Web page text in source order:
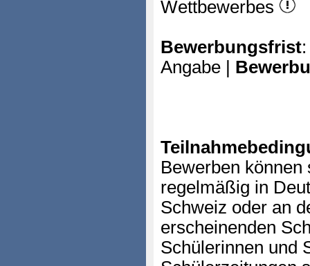
Wettbewerbes
Bewerbungsfrist
Angabe |
Bewerben
regelmäßig in
Schweiz oder an
erscheinenden
Schülerinnen und